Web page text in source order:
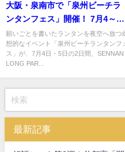
大阪・泉南市で「泉州ビーチラ
ンタンフェス」開催！ 7月4～5
日
願いごとを書いたランタンを夜空へ放つ
想的なイベント「泉州ビーチランタンフ
ス」が、7月4日・5日の2日間、SENNAN
LONG PAR...
最新記事